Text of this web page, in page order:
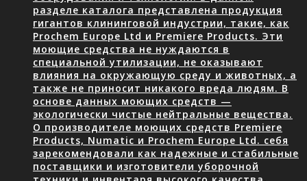
разделе каталога представлена продукция
гигантов клининговой индустрии, такие, как
Prochem Europe Ltd и Premiere Products. Эти
моющие средства не нуждаются в
специальной утилизации, не оказывают
влияния на окружающую среду и животных, а
также не приносит никакого вреда людям. В
основе данных моющих средств —
экологически чистые нейтральные вещества.
О производителе моющих средств Premiere
Products, Numatic и Prochem Europe Ltd. себя
зарекомендовали как надежные и стабильные
поставщики и изготовители уборочной